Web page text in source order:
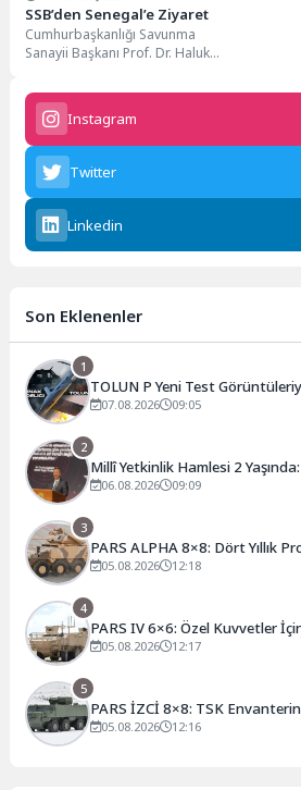
SSB’den Senegal’e Ziyaret
Cumhurbaşkanlığı Savunma
Sanayii Başkanı Prof. Dr. Haluk
bulunmak üzere Senegal’in
başkenti Dakar’a...
Instagram
Twitter
Linkedin
Son Eklenenler
1
TOLUN P Yeni Test
Delici Mühimmat Bir Kez Daha
07.08.2026 09:05
2
Millî Yetkinlik Hamlesi 2
Ulaşan Seferberlik
06.08.2026 09:09
3
PARS ALPHA 8×8: Dört Yıllık
Yeni Nesil Zırhlı
05.08.2026 12:18
4
PARS IV 6×6: Özel Kuvvetler
Bir İlk” Zırhlı Araç
05.08.2026 12:17
5
PARS İZCİ 8×8: TSK
Muharebe Aracı
05.08.2026 12:16